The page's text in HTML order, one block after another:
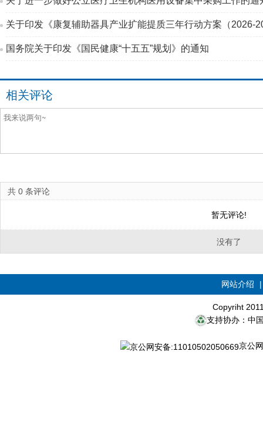
关于印发《康复辅助器具产业扩能提质三年行动方案（2026-
国务院关于印发《国民健康“十五五”规划》的通知
相关评论
共 0 条评论
暂无评论!
没有了
网站介绍
Copyriht
支持协办：中
京公